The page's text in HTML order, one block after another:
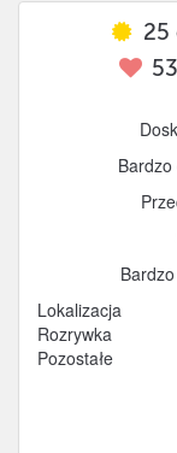
25
53
Lokalizacja
Rozrywka
Pozostałe